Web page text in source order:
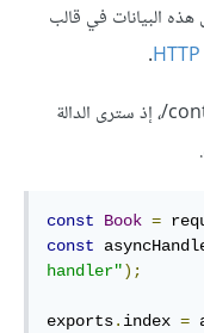
البيانات في قالب
.
const Book =
const
handler");
exports. index =